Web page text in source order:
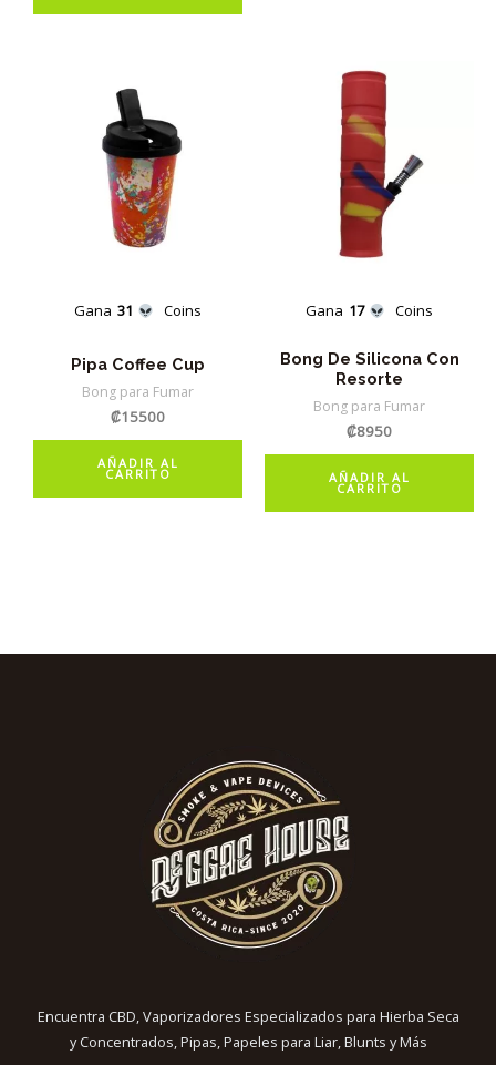
Gana 31 Coins
Pipa Coffee Cup
Bong para Fumar
₡15500
AÑADIR AL
CARRITO
Gana 17 Coins
Bong De Silicona Con
Resorte
Bong para Fumar
₡8950
AÑADIR AL
CARRITO
Encuentra CBD, Vaporizadores Especializados para Hierba Seca
y Concentrados, Pipas, Papeles para Liar, Blunts y Más